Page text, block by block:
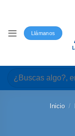
Llámanos
Buscar
por:
Inicio /